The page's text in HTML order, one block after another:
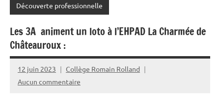
Découverte professionnelle
Les 3A animent un loto à l’EHPAD La Charmée de
Châteauroux :
12 juin 2023
Collège Romain Rolland
Aucun commentaire